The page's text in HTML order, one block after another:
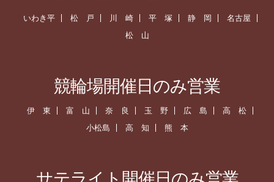
いわき平 松 戸 川 崎 平 塚 静 岡
名古屋
松 山
競輪場開催日のみ営業
伊 東 富 山 奈 良 玉 野 広 島
高 松
小松島
高 知 熊 本